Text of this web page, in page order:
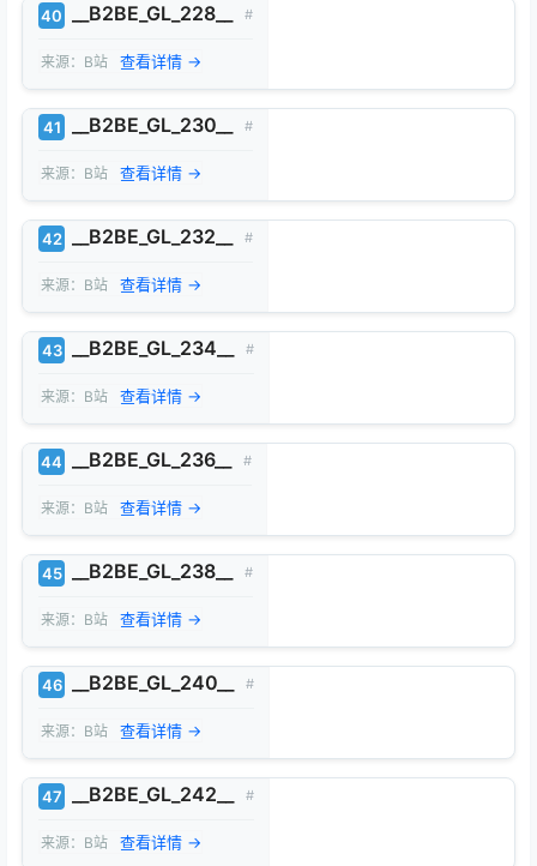
40 __B2BE_GL_228__ #
来源：B站 查看详情 →
41 __B2BE_GL_230__ #
来源：B站 查看详情 →
42 __B2BE_GL_232__ #
来源：B站 查看详情 →
43 __B2BE_GL_234__ #
来源：B站 查看详情 →
44 __B2BE_GL_236__ #
来源：B站 查看详情 →
45 __B2BE_GL_238__ #
来源：B站 查看详情 →
46 __B2BE_GL_240__ #
来源：B站 查看详情 →
47 __B2BE_GL_242__ #
来源：B站 查看详情 →